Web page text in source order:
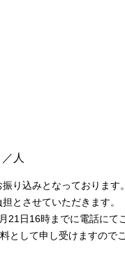
人
り込みとなっております
とさせていただきます。
日16時までに電話にて
として申し受けますので